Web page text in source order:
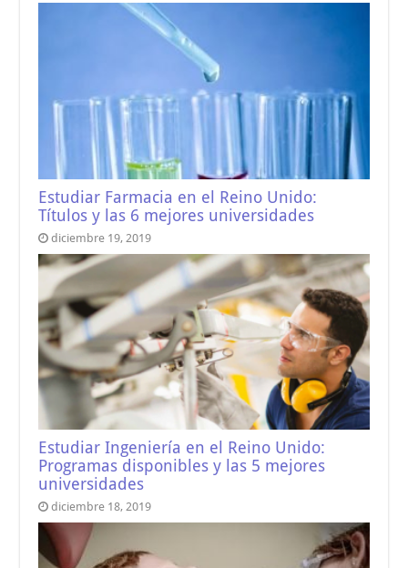
Estudiar Farmacia en el Reino Unido:
Títulos y las 6 mejores universidades
diciembre 19, 2019
Estudiar Ingeniería en el Reino Unido:
Programas disponibles y las 5 mejores
universidades
diciembre 18, 2019